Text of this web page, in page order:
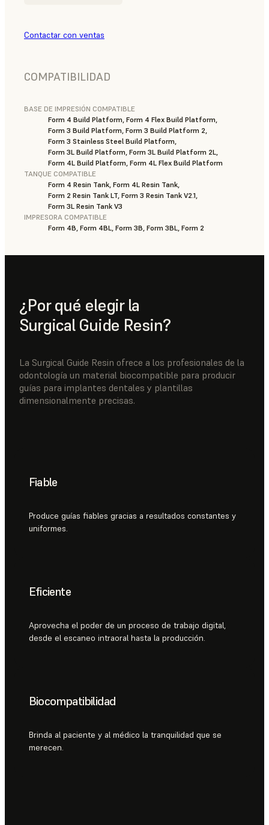
Contactar con ventas
COMPATIBILIDAD
BASE DE IMPRESIÓN COMPATIBLE
Form 4 Build Platform, Form 4 Flex Build Platform,
Form 3 Build Platform, Form 3 Build Platform 2,
Form 3 Stainless Steel Build Platform,
Form 3L Build Platform, Form 3L Build Platform 2L,
Form 4L Build Platform, Form 4L Flex Build Platform
TANQUE COMPATIBLE
Form 4 Resin Tank, Form 4L Resin Tank,
Form 2 Resin Tank LT, Form 3 Resin Tank V2.1,
Form 3L Resin Tank V3
IMPRESORA COMPATIBLE
Form 4B, Form 4BL, Form 3B, Form 3BL, Form 2
¿Por qué elegir la
Surgical Guide Resin?
La Surgical Guide Resin ofrece a los profesionales de la
odontología un material biocompatible para producir
guías para implantes dentales y plantillas
dimensionalmente precisas.
Fiable
Produce guías fiables gracias a resultados constantes y
uniformes.
Eficiente
Aprovecha el poder de un proceso de trabajo digital,
desde el escaneo intraoral hasta la producción.
Biocompatibilidad
Brinda al paciente y al médico la tranquilidad que se
merecen.